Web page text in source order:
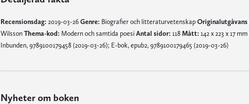
Recensionsdag: 2019-03-26Genre: Biografier och litteraturvetenskap
WilssonThema-kod: Modern och samtida poesiAntal sidor: 118 Mått: 142 x 223 x 17 mm
Inbunden, 9789100179458 (2019-03-26); E-bok, epub2, 9789100179465 (2019-03-26)
Nyheter om boken